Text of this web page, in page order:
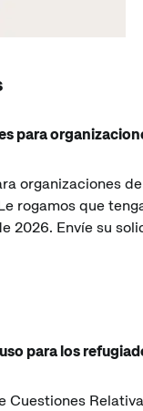
para
organizaciones
rogamos que
2026. Envíe su
para los
Cuestiones